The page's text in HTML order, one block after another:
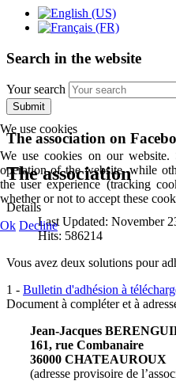
Search in the website
Your search
Submit
The association on
The association
Details
Last Updated: November
Hits: 586214
Vous avez deux solutions pour
1 - Bulletin d'adhésion à
Document à compléter et à
Jean-Jacques
161, rue Combanaire
36000 CHATEAUROUX
(adresse provisoire de
We use cookies
We use cookies on our
operation of the website, while
the user experience (tracking
whether or not to accept these
Ok Decline